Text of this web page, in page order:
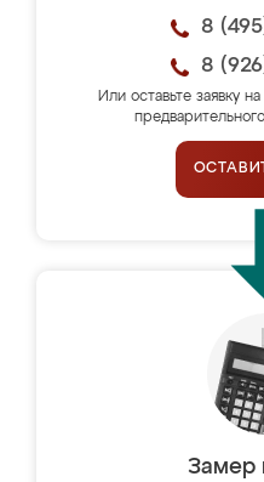
8
8
Или оставьте заявку
Замер